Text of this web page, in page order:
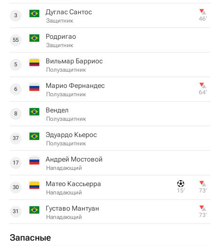
3 Дуглас Сантос
Защитник 46‎’‎
55 Родригао
Защитник
5 Вильмар Барриос
Полузащитник
6 Марио Фернандес
Полузащитник 64‎’‎
8 Вендел
Полузащитник
37 Эдуардо Кьерос
Полузащитник
17 Андрей Мостовой
Нападающий
30 Матео Кассьерра
Нападающий 15‎’‎ 73‎’‎
31 Густаво Мантуан
Нападающий 73‎’‎
Запасные